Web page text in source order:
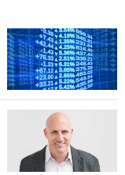
דיגיטל
וטק
שיווק
ופרסום
משפט